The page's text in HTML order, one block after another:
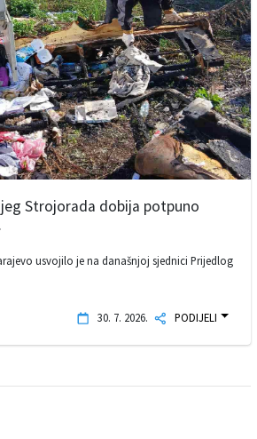
Strojorada dobija potpuno
usvojilo je na današnjoj sjednici Prijedlog
30. 7. 2026. PODIJELI